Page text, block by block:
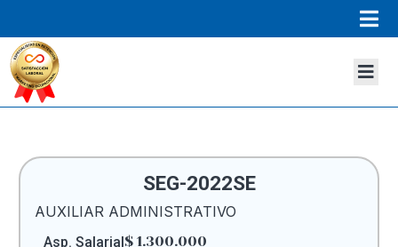
SEG-2022SE
AUXILIAR ADMINISTRATIVO
Asp. Salarial$ 1.300.000